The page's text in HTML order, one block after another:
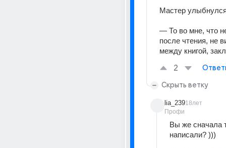
Мастер
— То во мне, что
после чтения, не
между книгой,
2
Скрыть ветку
lia_239
Профи
18лет
Вы же сначала
написали? )))